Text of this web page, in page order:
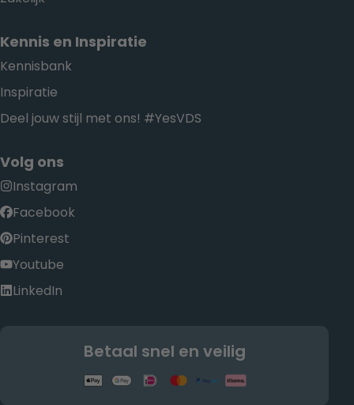
Kennis en Inspiratie
Kennisbank
Inspiratie
Deel jouw stijl met ons! #YesVDS
Volg ons
Instagram
Facebook
Pinterest
Youtube
LinkedIn
Betaal snel en veilig